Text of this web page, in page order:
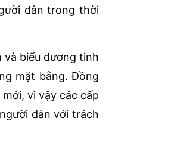
dân trong thời
và biểu dương tinh
mặt bằng. Đồng
vì vậy các cấp
dân với trách